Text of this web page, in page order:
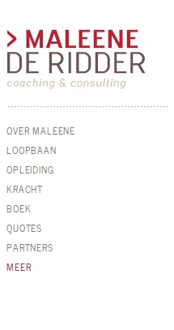
OVER MALEENE
LOOPBAAN
OPLEIDING
KRACHT
BOEK
QUOTES
PARTNERS
MEER